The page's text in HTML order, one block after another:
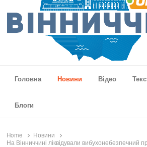
Головна
Новини Відео
Блоги
Home
Новини
На Вінниччині ліквідували вибухонебезпечний